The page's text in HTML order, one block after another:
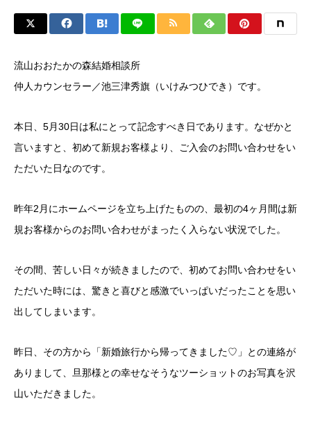
流山おおたかの森結婚相談所
仲人カウンセラー／池三津秀旗（いけみつひでき）です。
本日、5月30日は私にとって記念すべき日であります。なぜかと
言いますと、初めて新規お客様より、ご入会のお問い合わせをい
ただいた日なのです。
昨年2月にホームページを立ち上げたものの、最初の4ヶ月間は新
規お客様からのお問い合わせがまったく入らない状況でした。
その間、苦しい日々が続きましたので、初めてお問い合わせをい
ただいた時には、驚きと喜びと感激でいっぱいだったことを思い
出してしまいます。
昨日、その方から「新婚旅行から帰ってきました♡」との連絡が
ありまして、旦那様との幸せなそうなツーショットのお写真を沢
山いただきました。